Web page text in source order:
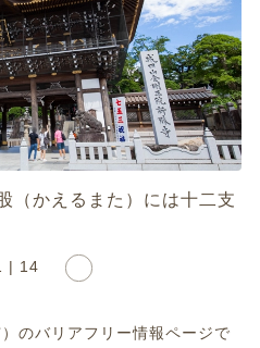
（かえるまた）には十二支
| 14
のバリアフリー情報ページで